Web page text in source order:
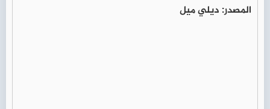
المصدر: ديلي ميل